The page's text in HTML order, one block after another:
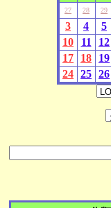
27 28 29
3
4 5
10
11 12
17
18 19
24 25 26